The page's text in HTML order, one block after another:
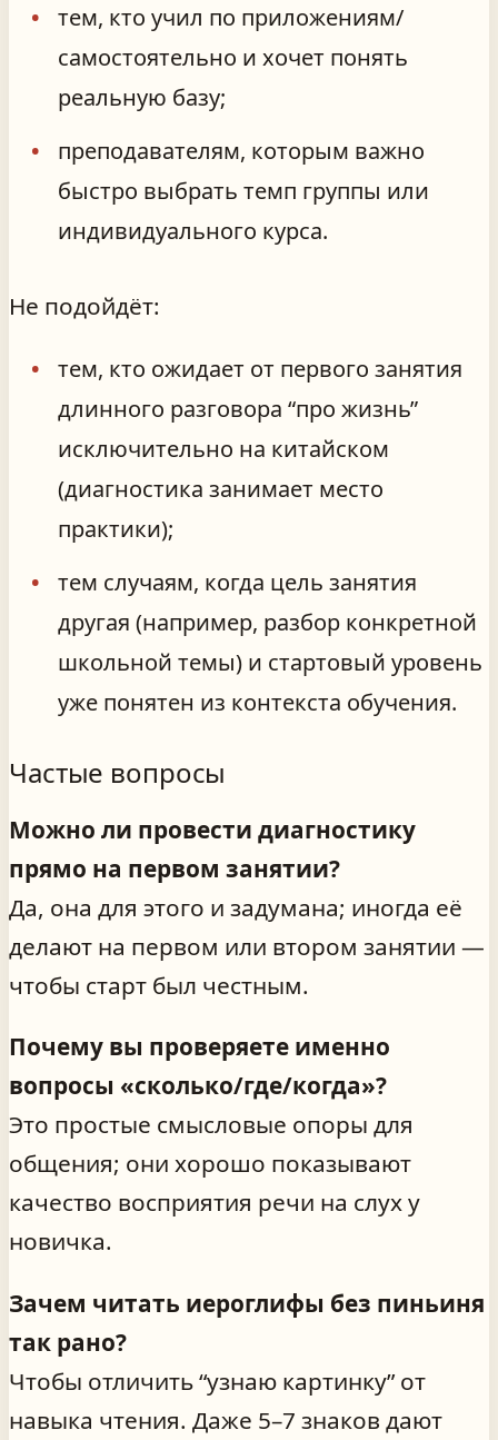
тем, кто учил по приложениям/
самостоятельно и хочет понять
реальную базу;
преподавателям, которым важно
быстро выбрать темп группы или
индивидуального курса.
Не подойдёт:
тем, кто ожидает от первого занятия
длинного разговора “про жизнь”
исключительно на китайском
(диагностика занимает место
практики);
тем случаям, когда цель занятия
другая (например, разбор конкретной
школьной темы) и стартовый уровень
уже понятен из контекста обучения.
Частые вопросы
Можно ли провести диагностику
прямо на первом занятии?
Да, она для этого и задумана; иногда её
делают на первом или втором занятии —
чтобы старт был честным.
Почему вы проверяете именно
вопросы «сколько/где/когда»?
Это простые смысловые опоры для
общения; они хорошо показывают
качество восприятия речи на слух у
новичка.
Зачем читать иероглифы без пиньиня
так рано?
Чтобы отличить “узнаю картинку” от
навыка чтения. Даже 5–7 знаков дают